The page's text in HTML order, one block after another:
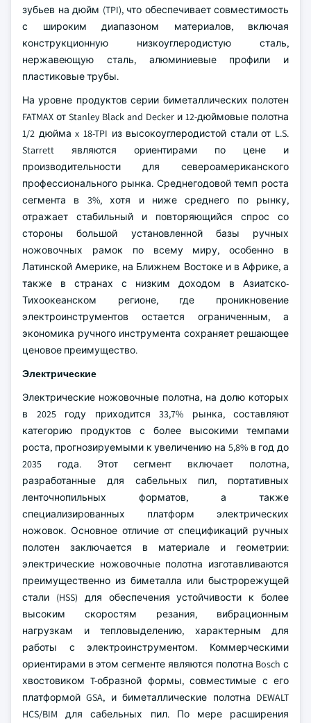
зубьев на дюйм (TPI), что обеспечивает совместимость
с широким диапазоном материалов, включая
конструкционную низкоуглеродистую сталь,
нержавеющую сталь, алюминиевые профили и
пластиковые трубы.
На уровне продуктов серии биметаллических полотен
FATMAX от Stanley Black and Decker и 12-дюймовые полотна
1/2 дюйма x 18-TPI из высокоуглеродистой стали от L.S.
Starrett являются ориентирами по цене и
производительности для североамериканского
профессионального рынка. Среднегодовой темп роста
сегмента в 3%, хотя и ниже среднего по рынку,
отражает стабильный и повторяющийся спрос со
стороны большой установленной базы ручных
ножовочных рамок по всему миру, особенно в
Латинской Америке, на Ближнем Востоке и в Африке, а
также в странах с низким доходом в Азиатско-
Тихоокеанском регионе, где проникновение
электроинструментов остается ограниченным, а
экономика ручного инструмента сохраняет решающее
ценовое преимущество.
Электрические
Электрические ножовочные полотна, на долю которых
в 2025 году приходится 33,7% рынка, составляют
категорию продуктов с более высокими темпами
роста, прогнозируемыми к увеличению на 5,8% в год до
2035 года. Этот сегмент включает полотна,
разработанные для сабельных пил, портативных
ленточнопильных форматов, а также
специализированных платформ электрических
ножовок. Основное отличие от спецификаций ручных
полотен заключается в материале и геометрии:
электрические ножовочные полотна изготавливаются
преимущественно из биметалла или быстрорежущей
стали (HSS) для обеспечения устойчивости к более
высоким скоростям резания, вибрационным
нагрузкам и тепловыделению, характерным для
работы с электроинструментом. Коммерческими
ориентирами в этом сегменте являются полотна Bosch с
хвостовиком T-образной формы, совместимые с его
платформой GSA, и биметаллические полотна DEWALT
HCS/BIM для сабельных пил. По мере расширения